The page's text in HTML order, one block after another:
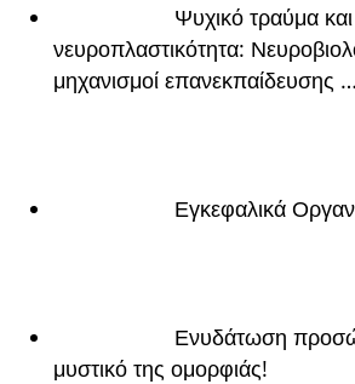
Ψυχικό τραύμα και
νευροπλαστικότητα:
μηχανισμοί επανεκπαίδευσης …
Εγκεφαλικά
Ενυδάτωση
μυστικό της ομορφιάς!